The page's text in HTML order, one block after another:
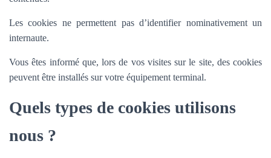
Les cookies ne permettent pas d’identifier nominativement un
internaute.
Vous êtes informé que, lors de vos visites sur le site, des cookies
peuvent être installés sur votre équipement terminal.
Quels types de cookies utilisons
nous ?